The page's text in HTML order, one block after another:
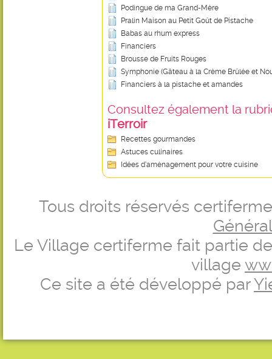
Podingue de ma Grand-Mère
Pralin Maison au Petit Goût de Pistache
Babas au rhum express
Financiers
Brousse de Fruits Rouges
Symphonie (Gâteau à la Crème Brûlée et
Financiers à la pistache et amandes
Consultez également la
iTerroir
Recettes gourmandes
Astuces culinaires
Idées d’aménagement pour votre cuisine
Tous droits réservés
Le Village certiferme fait partie
village
Ce site a été développé par